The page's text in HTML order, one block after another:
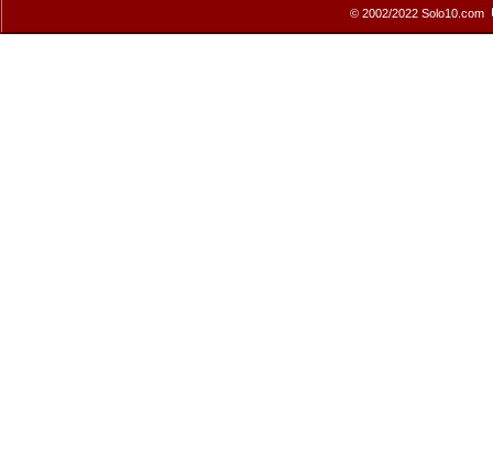
© 2002/2022 Solo10.com